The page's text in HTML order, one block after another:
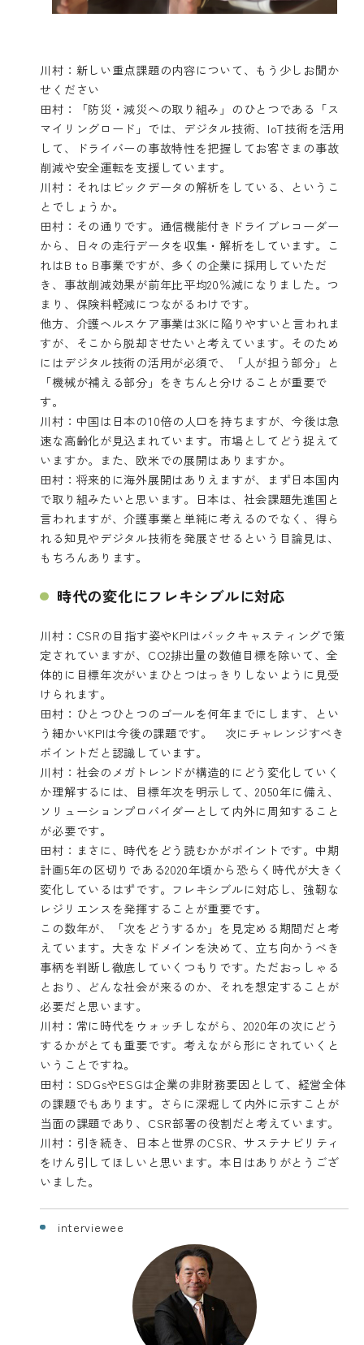
川村：新しい重点課題の内容について、もう少しお聞か
せください
田村：「防災・減災への取り組み」のひとつである「ス
マイリングロード」では、デジタル技術、IoT技術を活用
して、ドライバーの事故特性を把握してお客さまの事故
削減や安全運転を支援しています。
川村：それはビックデータの解析をしている、というこ
とでしょうか。
田村：その通りです。通信機能付きドライブレコーダー
から、日々の走行データを収集・解析をしています。こ
れはB to B事業ですが、多くの企業に採用していただ
き、事故削減効果が前年比平均20％減になりました。つ
まり、保険料軽減につながるわけです。
他方、介護ヘルスケア事業は3Kに陥りやすいと言われま
すが、そこから脱却させたいと考えています。そのため
にはデジタル技術の活用が必須で、「人が担う部分」と
「機械が補える部分」をきちんと分けることが重要で
す。
川村：中国は日本の10倍の人口を持ちますが、今後は急
速な高齢化が見込まれています。市場としてどう捉えて
いますか。また、欧米での展開はありますか。
田村：将来的に海外展開はありえますが、まず日本国内
で取り組みたいと思います。日本は、社会課題先進国と
言われますが、介護事業と単純に考えるのでなく、得ら
れる知見やデジタル技術を発展させるという目論見は、
もちろんあります。
時代の変化にフレキシブルに対応
川村：CSRの目指す姿やKPIはバックキャスティングで策
定されていますが、CO2排出量の数値目標を除いて、全
体的に目標年次がいまひとつはっきりしないように見受
けられます。
田村：ひとつひとつのゴールを何年までにします、とい
う細かいKPIは今後の課題です。 次にチャレンジすべき
ポイントだと認識しています。
川村：社会のメガトレンドが構造的にどう変化していく
か理解するには、目標年次を明示して、2050年に備え、
ソリューションプロバイダーとして内外に周知すること
が必要です。
田村：まさに、時代をどう読むかがポイントです。中期
計画5年の区切りである2020年頃から恐らく時代が大きく
変化しているはずです。フレキシブルに対応し、強靭な
レジリエンスを発揮することが重要です。
この数年が、「次をどうするか」を見定める期間だと考
えています。大きなドメインを決めて、立ち向かうべき
事柄を判断し徹底していくつもりです。ただおっしゃる
とおり、どんな社会が来るのか、それを想定することが
必要だと思います。
川村：常に時代をウォッチしながら、2020年の次にどう
するかがとても重要です。考えながら形にされていくと
いうことですね。
田村：SDGsやESGは企業の非財務要因として、経営全体
の課題でもあります。さらに深堀して内外に示すことが
当面の課題であり、CSR部署の役割だと考えています。
川村：引き続き、日本と世界のCSR、サステナビリティ
をけん引してほしいと思います。本日はありがとうござ
いました。
interviewee